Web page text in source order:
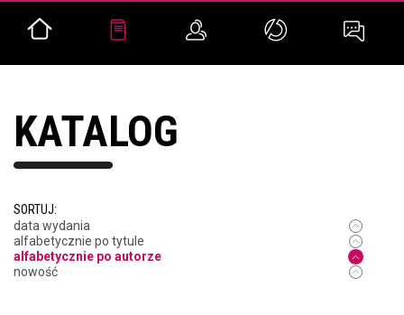
KATALOG
SORTUJ:
data wydania
alfabetycznie po tytule
alfabetycznie po autorze
nowość